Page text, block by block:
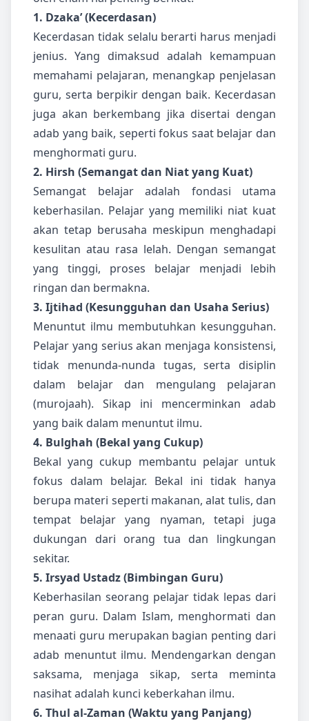
1. Dzaka’ (Kecerdasan)
Kecerdasan tidak selalu berarti harus menjadi
jenius. Yang dimaksud adalah kemampuan
memahami pelajaran, menangkap penjelasan
guru, serta berpikir dengan baik. Kecerdasan
juga akan berkembang jika disertai dengan
adab yang baik, seperti fokus saat belajar dan
menghormati guru.
2. Hirsh (Semangat dan Niat yang Kuat)
Semangat belajar adalah fondasi utama
keberhasilan. Pelajar yang memiliki niat kuat
akan tetap berusaha meskipun menghadapi
kesulitan atau rasa lelah. Dengan semangat
yang tinggi, proses belajar menjadi lebih
ringan dan bermakna.
3. Ijtihad (Kesungguhan dan Usaha Serius)
Menuntut ilmu membutuhkan kesungguhan.
Pelajar yang serius akan menjaga konsistensi,
tidak menunda-nunda tugas, serta disiplin
dalam belajar dan mengulang pelajaran
(murojaah). Sikap ini mencerminkan adab
yang baik dalam menuntut ilmu.
4. Bulghah (Bekal yang Cukup)
Bekal yang cukup membantu pelajar untuk
fokus dalam belajar. Bekal ini tidak hanya
berupa materi seperti makanan, alat tulis, dan
tempat belajar yang nyaman, tetapi juga
dukungan dari orang tua dan lingkungan
sekitar.
5. Irsyad Ustadz (Bimbingan Guru)
Keberhasilan seorang pelajar tidak lepas dari
peran guru. Dalam Islam, menghormati dan
menaati guru merupakan bagian penting dari
adab menuntut ilmu. Mendengarkan dengan
saksama, menjaga sikap, serta meminta
nasihat adalah kunci keberkahan ilmu.
6. Thul al-Zaman (Waktu yang Panjang)